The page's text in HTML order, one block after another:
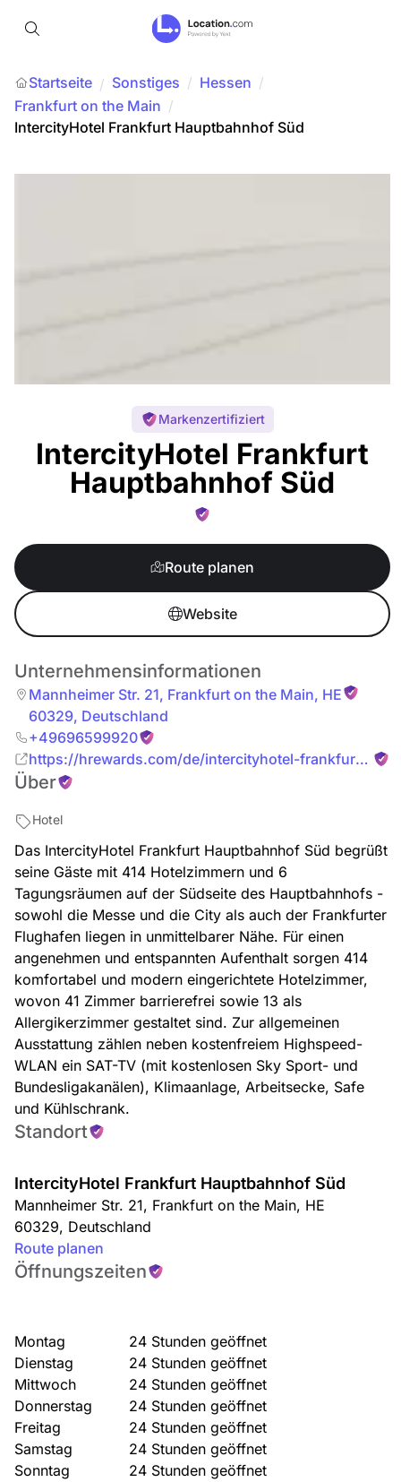
Startseite / Sonstiges / Hessen /
Frankfurt on the Main /
IntercityHotel Frankfurt Hauptbahnhof Süd
Markenzertifiziert
IntercityHotel Frankfurt
Hauptbahnhof Süd
Route planen
Website
Unternehmensinformationen
Mannheimer Str. 21, Frankfurt on the Main, HE
60329, Deutschland
+49696599920
https://hrewards.com/de/intercityhotel-frankfurt-
hauptbahnhof-sued?
Über
Hotel
Das IntercityHotel Frankfurt Hauptbahnhof Süd begrüßt
seine Gäste mit 414 Hotelzimmern und 6
Tagungsräumen auf der Südseite des Hauptbahnhofs -
sowohl die Messe und die City als auch der Frankfurter
Flughafen liegen in unmittelbarer Nähe. Für einen
angenehmen und entspannten Aufenthalt sorgen 414
komfortabel und modern eingerichtete Hotelzimmer,
wovon 41 Zimmer barrierefrei sowie 13 als
Allergikerzimmer gestaltet sind. Zur allgemeinen
Ausstattung zählen neben kostenfreiem Highspeed-
WLAN ein SAT-TV (mit kostenlosen Sky Sport- und
Bundesligakanälen), Klimaanlage, Arbeitsecke, Safe
und Kühlschrank.
Standort
IntercityHotel Frankfurt Hauptbahnhof Süd
Mannheimer Str. 21, Frankfurt on the Main, HE
60329, Deutschland
Route planen
Öffnungszeiten
Montag
24 Stunden geöffnet
Dienstag
24 Stunden geöffnet
Mittwoch
24 Stunden geöffnet
Donnerstag
24 Stunden geöffnet
Freitag
24 Stunden geöffnet
Samstag
24 Stunden geöffnet
Sonntag
24 Stunden geöffnet